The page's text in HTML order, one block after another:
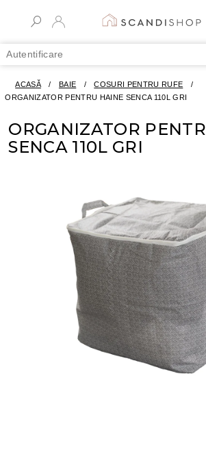
conținut
Autentificare
ACASĂ / BAIE / COSURI PENTRU RUFE
/
ORGANIZATOR PENTRU HAINE SENCA 110L GRI
ORGANIZATOR
SENCA 110L GRI